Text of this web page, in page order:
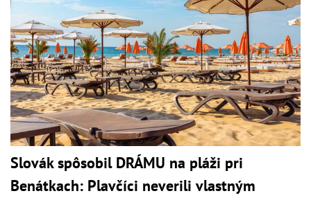
Slovák spôsobil DRÁMU na pláži pri
Benátkach: Plavčíci neverili vlastným